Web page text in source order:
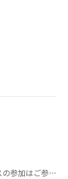
参加はご参加